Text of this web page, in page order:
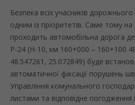
Безпека всіх учасників
одним із пріоритетів. Саме тому на
проходить автомобільна дорога
Р-24 (Н-10, км 160+000 – 160+100
48.547261, 25.072849) буде
автоматичної фіксації порушень
Управління комунального
листами та відповідне